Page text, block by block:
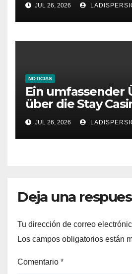
JUL 26, 2026
NOTICIAS
Ein umfassender
über die Stay
JUL 26, 2026
Deja una
Tu dirección de correo
Los campos obligatorios están
Comentario *